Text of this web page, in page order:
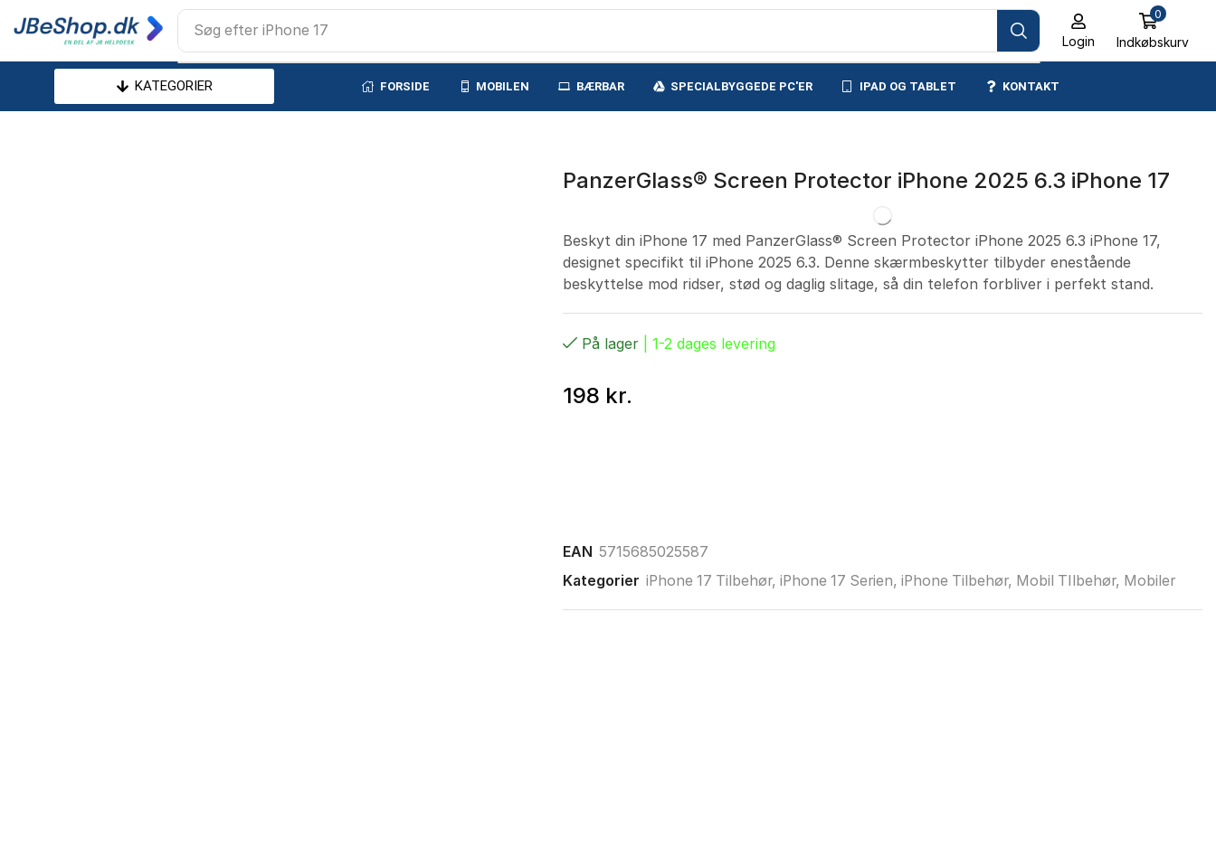
Søg efter iPhone 17
Login
0
Indkøbskurv
KATEGORIER FORSIDE MOBILEN BÆRBAR SPECIALBYGGEDE PC'ER IPAD OG TABLET KONTAKT
PanzerGlass® Screen Protector iPhone 2025 6.3 iPhone 17
Beskyt din iPhone 17 med PanzerGlass® Screen Protector iPhone 2025 6.3 iPhone 17,
designet specifikt til iPhone 2025 6.3. Denne skærmbeskytter tilbyder enestående
beskyttelse mod ridser, stød og daglig slitage, så din telefon forbliver i perfekt stand.
På lager| 1-2 dages levering
198 kr.
EAN 5715685025587
Kategorier iPhone 17 Tilbehør, iPhone 17 Serien, iPhone Tilbehør, Mobil TIlbehør, Mobiler